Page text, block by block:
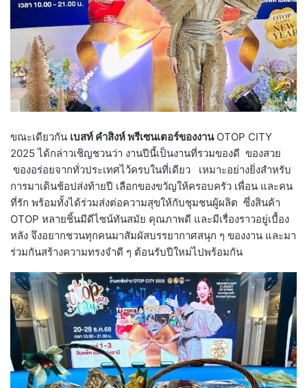
ขณะเดียวกัน เบสท์ คำสิงห์ พรีเซนเตอร์ของงานOTOP CITY
2025 ได้กล่าวเชิญชวนว่า งานปีนี้เป็นงานที่รวมของดี ของสวย
ของอร่อยจากทั่วประเทศไว้ครบในที่เดียว เหมาะอย่างยิ่งสำหรับ
การมาเดินช้อปส่งท้ายปี เลือกของขวัญให้ครอบครัว เพื่อน และคน
ที่รัก พร้อมทั้งได้ร่วมส่งต่อความสุขให้กับชุมชนผู้ผลิต ซึ่งสินค้า
OTOP หลายชิ้นมีดีไซน์ทันสมัย คุณภาพดี และมีเรื่องราวอยู่เบื้อง
หลัง จึงอยากชวนทุกคนมาสัมผัสบรรยากาศสนุก ๆ ของงาน และมา
ร่วมกันสร้างความทรงจำดี ๆ ต้อนรับปีใหม่ไปพร้อมกัน